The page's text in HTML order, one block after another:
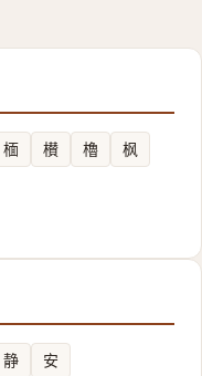
㮌 櫕 櫓
枫
静 安